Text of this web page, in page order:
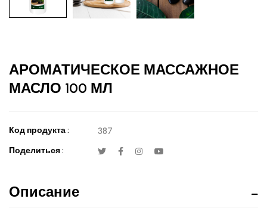
АРОМАТИЧЕСКОЕ МАССАЖНОЕ
МАСЛО 100 МЛ
Код продукта : 387
Поделиться :
Описание